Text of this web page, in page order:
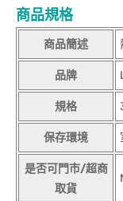
商品規格
商品簡述
品牌
規格
保存環境
是否可門市/超商
取貨